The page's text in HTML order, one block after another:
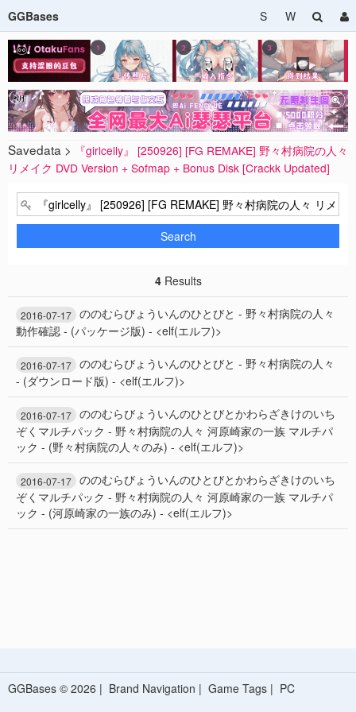
GGBases S W
Savedata >
『girlcelly』 [250926] [FG REMAKE] 野々村病院の人々
リメイク DVD Version + Sofmap + Bonus Disk [Crackk Updated]
Search
4Results
2016-07-17 ののむらびょういんのひとびと - 野々村病院の人々
動作確認 - (パッケージ版) - <elf(エルフ)>
2016-07-17 ののむらびょういんのひとびと - 野々村病院の人々
- (ダウンロード版) - <elf(エルフ)>
2016-07-17 ののむらびょういんのひとびとかわらざきけのいち
ぞくマルチパック - 野々村病院の人々 河原崎家の一族 マルチパ
ック - (野々村病院の人々のみ) - <elf(エルフ)>
2016-07-17 ののむらびょういんのひとびとかわらざきけのいち
ぞくマルチパック - 野々村病院の人々 河原崎家の一族 マルチパ
ック - (河原崎家の一族のみ) - <elf(エルフ)>
GGBases © 2026 | Brand Navigation | Game Tags | PC